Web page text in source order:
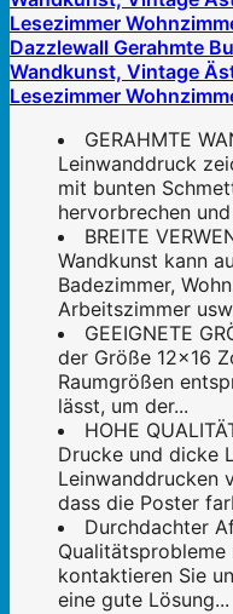
Dazzlewall Gerahmte
Wandkunst, Vintage
Lesezimmer
GERAHMTE
Leinwanddruck
mit bunten
hervorbrechen
BREITE
Wandkunst kann
Badezimmer,
Arbeitszimmer
GEEIGNETE
der Größe 12x16
Raumgrößen
lässt, um der...
HOHE
Drucke und dicke
Leinwanddrucken
dass die Poster
Durchdachter
kontaktieren Sie
eine gute Lösung...